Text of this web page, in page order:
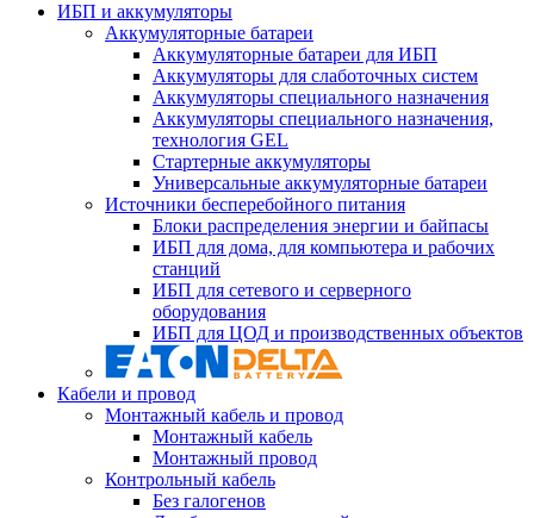
ИБП и аккумуляторы
Аккумуляторные батареи
Аккумуляторные батареи для ИБП
Аккумуляторы для слаботочных систем
Аккумуляторы специального назначения
Аккумуляторы специального назначения,
технология GEL
Стартерные аккумуляторы
Универсальные аккумуляторные батареи
Источники бесперебойного питания
Блоки распределения энергии и байпасы
ИБП для дома, для компьютера и рабочих
станций
ИБП для сетевого и серверного
оборудования
ИБП для ЦОД и производственных объектов
Кабели и провод
Монтажный кабель и провод
Монтажный кабель
Монтажный провод
Контрольный кабель
Без галогенов